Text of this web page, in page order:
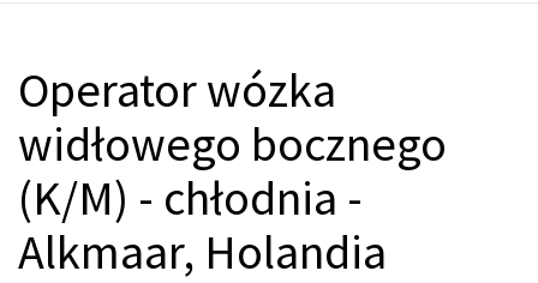
Operator wózka
widłowego bocznego
(K/M) - chłodnia -
Alkmaar, Holandia